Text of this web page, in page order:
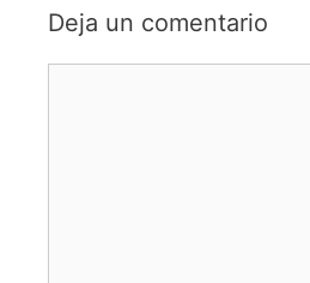
Deja un comentario